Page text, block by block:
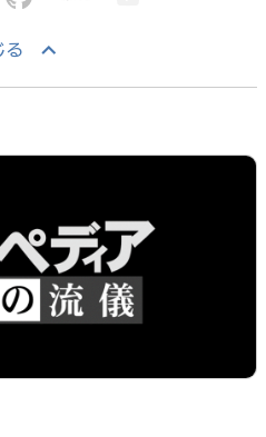
る keyboard_arrow_up